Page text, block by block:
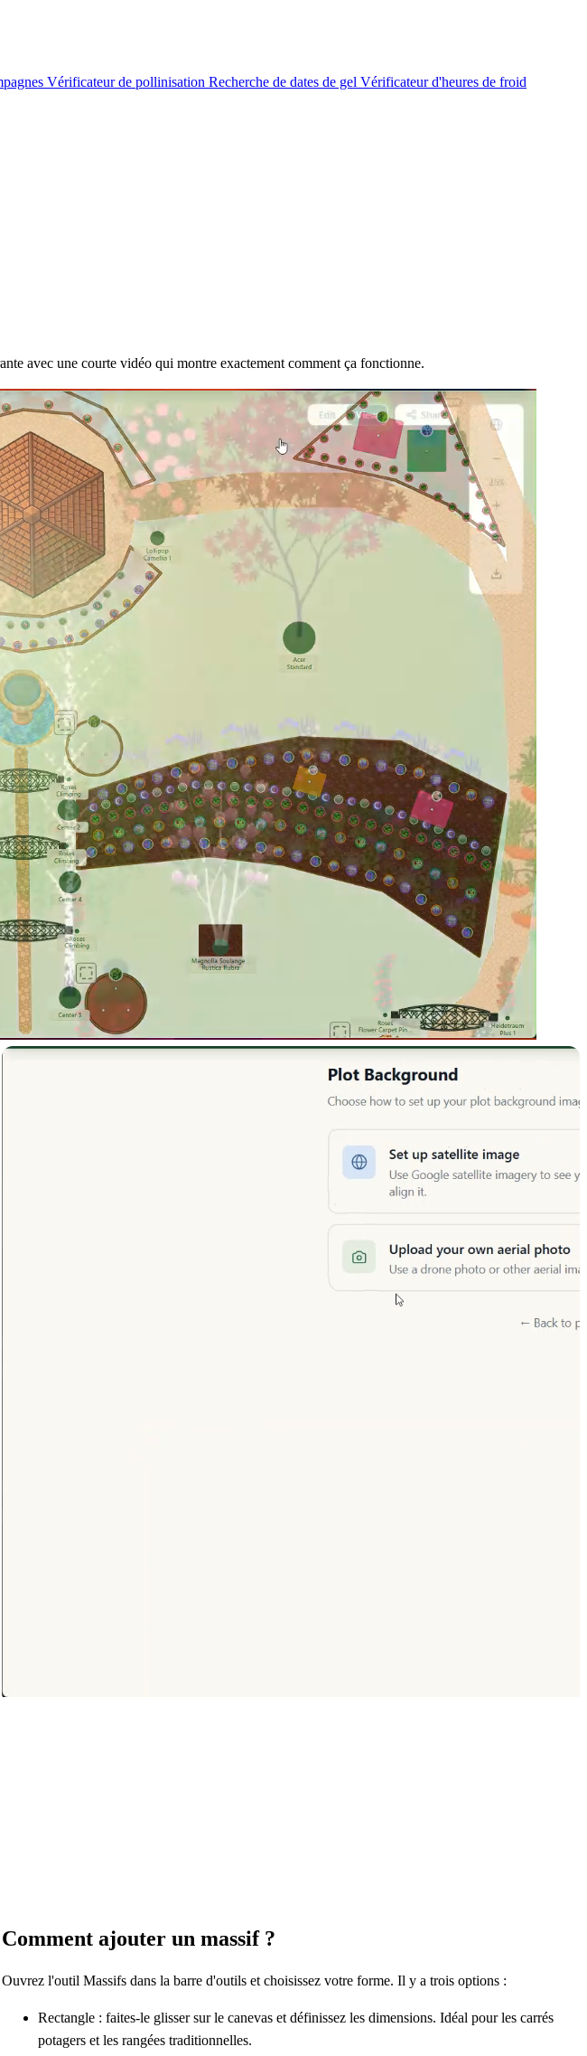
Vérificateur de pollinisation Recherche de dates de gel Vérificateur d'heures de froid
avec une courte vidéo qui montre exactement comment ça fonctionne.
Comment ajouter un massif ?
Ouvrez l'outil Massifs dans la barre d'outils et choisissez votre forme. Il y a trois options :
Rectangle : faites-le glisser sur le canevas et définissez les dimensions. Idéal pour les carrés
potagers et les rangées traditionnelles.